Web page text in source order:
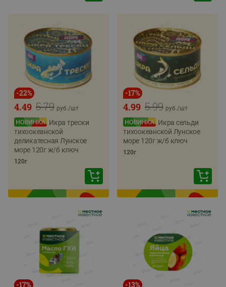
-22%
5.79
4.49 руб./шт
Икра трески
тихоокеанской
деликатесная Лунское
море 120г ж/б ключ
120г
-17%
5.99
4.99 руб./шт
Икра сельди
тихоокеанской Лунское
море 120г ж/б ключ
120г
-17% -13%